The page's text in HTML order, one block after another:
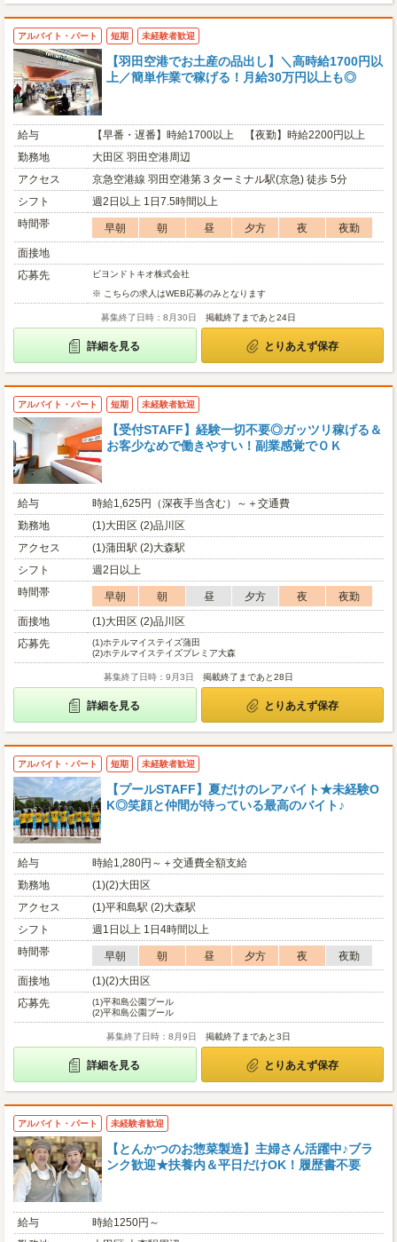
アルバイト・パート 短期 未経験者歓迎
【羽田空港でお土産の品出し】＼高時給1700円以
上／簡単作業で稼げる！月給30万円以上も◎
給与
【早番・遅番】時給1700以上 【夜勤】時給2200円以上
勤務地
大田区 羽田空港周辺
アクセス
京急空港線 羽田空港第３ターミナル駅(京急) 徒歩 5分
シフト
週2日以上 1日7.5時間以上
時間帯
早朝 朝 昼 夕方 夜
夜勤
面接地
応募先
ビヨンドトキオ株式会社
※ こちらの求人はWEB応募のみとなります
募集終了日時：8月30日 掲載終了まであと24日
詳細を見る とりあえず保存
アルバイト・パート 短期 未経験者歓迎
【受付STAFF】経験一切不要◎ガッツリ稼げる＆
お客少なめで働きやすい！副業感覚でＯＫ
給与
時給1,625円（深夜手当含む）～＋交通費
勤務地
(1)大田区 (2)品川区
アクセス
(1)蒲田駅 (2)大森駅
シフト
週2日以上
時間帯
早朝 朝 昼 夕方 夜
夜勤
面接地
(1)大田区 (2)品川区
応募先
(1)ホテルマイステイズ蒲田
(2)ホテルマイステイズプレミア大森
募集終了日時：9月3日 掲載終了まであと28日
詳細を見る とりあえず保存
アルバイト・パート 短期 未経験者歓迎
【プールSTAFF】夏だけのレアバイト★未経験O
K◎笑顔と仲間が待っている最高のバイト♪
給与
時給1,280円～＋交通費全額支給
勤務地
(1)(2)大田区
アクセス
(1)平和島駅 (2)大森駅
シフト
週1日以上 1日4時間以上
時間帯
早朝 朝 昼 夕方 夜
夜勤
面接地
(1)(2)大田区
応募先
(1)平和島公園プール
(2)平和島公園プール
募集終了日時：8月9日 掲載終了まであと3日
詳細を見る とりあえず保存
アルバイト・パート 未経験者歓迎
【とんかつのお惣菜製造】主婦さん活躍中♪ブラ
ンク歓迎★扶養内＆平日だけOK！履歴書不要
給与
時給1250円～